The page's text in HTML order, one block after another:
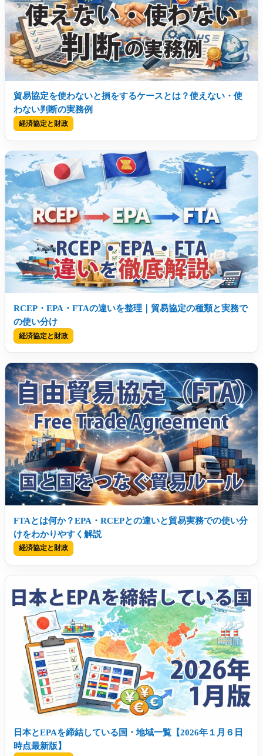
貿易協定を使わないと損をするケースとは？使えない・使
わない判断の実務例
経済協定と財政
RCEP・EPA・FTAの違いを整理｜貿易協定の種類と実務で
の使い分け
経済協定と財政
FTAとは何か？EPA・RCEPとの違いと貿易実務での使い分
けをわかりやすく解説
経済協定と財政
日本とEPAを締結している国・地域一覧【2026年１月６日
時点最新版】